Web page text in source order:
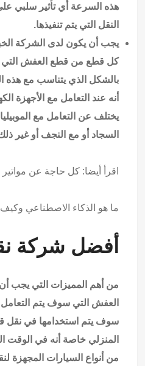
هذه السرعة أي تأثير سلبي
النقل التي يتم تنفيذها.
يجب أن يكون لدى الشركة
كل قطع من قطع العفش التي
بالشكل الذي يتناسب مع هذه
أنه عند التعامل مع الأجهزة
يختلف عن التعامل مع
السجاد أو مع النجف أو غير
اقرأ أيضا: كل حاجة عن مواتير
ما هو الذكاء الاصطناعي
أفضل شركة
من أهم المميزات التي يجب
العفش التي سوف يتم
سوف يتم استخدامها في نقل
المنزلي خاصة أنه في الوقت
من أنواع السيارات المجهزة